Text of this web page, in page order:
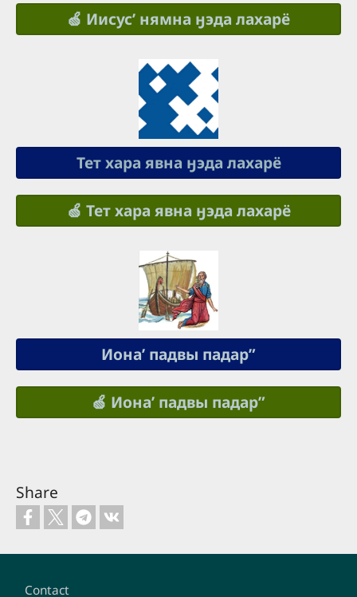
🍏 Иисусʼ нямна ӈэда лахарё
Тет хара явна ӈэда лахарё
🍏 Тет хара явна ӈэда лахарё
Ионаʼ падвы падар”
🍏 Ионаʼ падвы падар”
Share
Contact